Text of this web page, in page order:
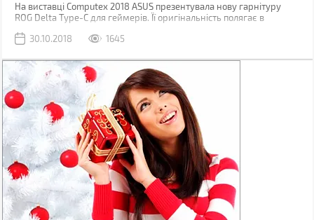
На виставці Computex 2018 ASUS презентувала нову гарнітуру
ROG Delta Type-C для геймерів. Її оригінальність полягає в
перетворювачі й райдужному RGB підсвічуванні. А підключається
30.10.2018 1645